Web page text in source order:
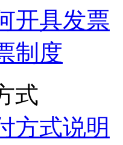
开具发票
制度
式
方式说明